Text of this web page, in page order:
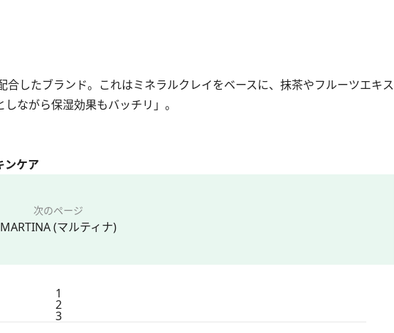
したブランド。これはミネラルクレイをベースに、抹茶やフルーツエキス
ながら保湿効果もバッチリ」。
ンケア
次のページ
MARTINA (マルティナ)
1
2
3